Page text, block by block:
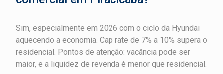
Sim, especialmente em 2026 com o ciclo da Hyundai
aquecendo a economia. Cap rate de 7% a 10% supera o
residencial. Pontos de atenção: vacância pode ser
maior, e a liquidez de revenda é menor que residencial.